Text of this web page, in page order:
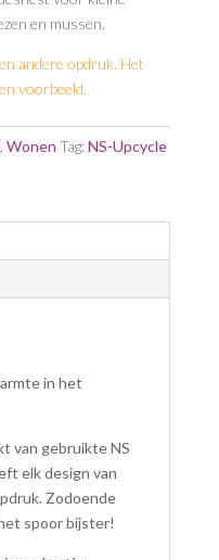
en mussen.
andere opdruk. Het
voorbeeld.
Wonen Tag:NS-Upcycle
in het
van gebruikte NS
elk design van
Zodoende
spoor bijster!